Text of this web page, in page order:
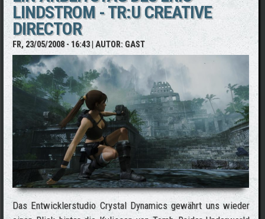
LINDSTROM - TR:U CREATIVE
DIRECTOR
FR, 23/05/2008 - 16:43| AUTOR: GAST
Das Entwicklerstudio Crystal Dynamics gewährt uns wieder